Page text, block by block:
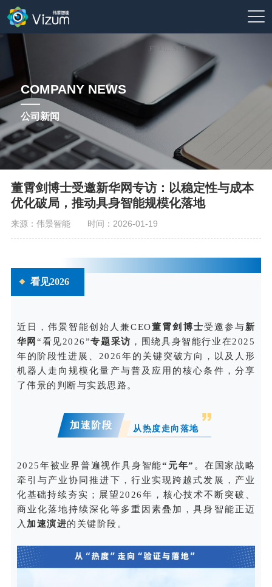
COMPANY NEWS
公司新闻
董霄剑博士受邀新华网专访：以稳定性与成本
优化破局，推动具身智能规模化落地
来源：伟景智能 时间：2026-01-19
看见2026
近日，伟景智能创始人兼CEO董霄剑博士受邀参与新
华网 “看见2026”专题采访 ，围绕具身智能行业在2025
年的阶段性进展、2026年的关键突破方向，以及人形
机器人走向规模化量产与普及应用的核心条件，分享
了伟景的判断与实践思路。
加速阶段 从热度走向落地
2025年被业界普遍视作具身智能“元年” 。在国家战略
牵引与产业协同推进下，行业实现跨越式发展，产业
化基础持续夯实；展望2026年，核心技术不断突破、
商业化落地持续深化等多重因素叠加，具身智能正迈
入 加速演进的关键阶段。